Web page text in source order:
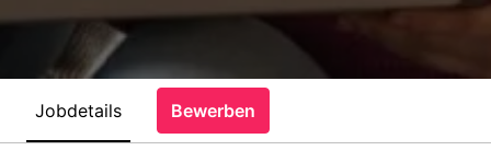
Jobdetails Bewerben